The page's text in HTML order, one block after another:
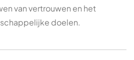
van vertrouwen en het
doelen.